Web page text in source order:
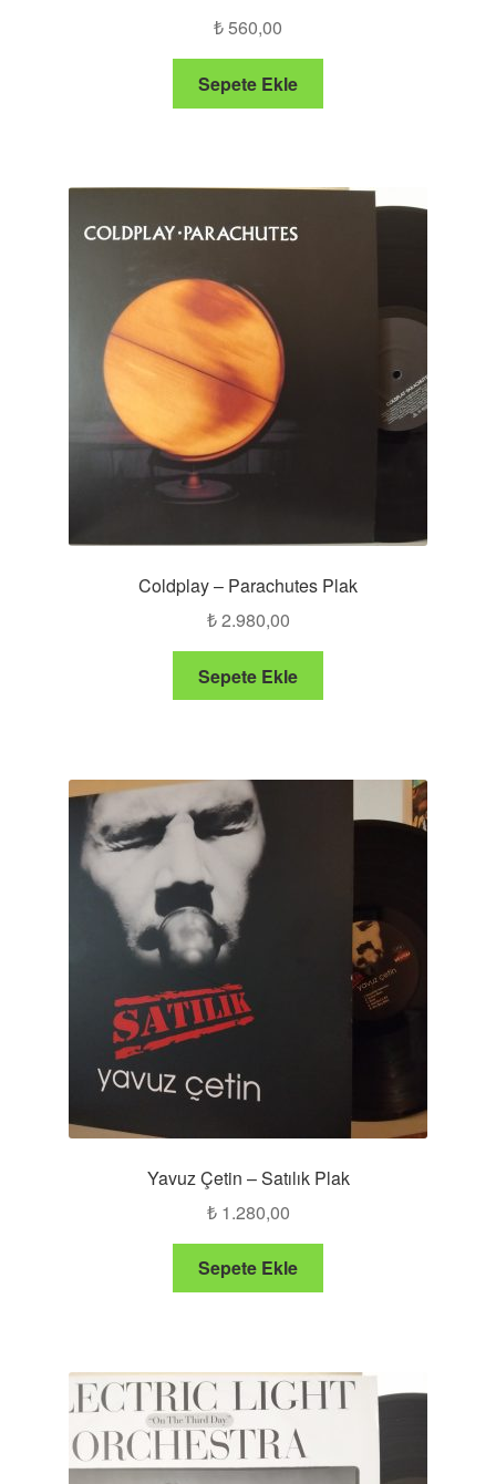
₺560,00
Sepete Ekle
Coldplay – Parachutes Plak
₺2.980,00
Sepete Ekle
Yavuz Çetin – Satılık Plak
₺1.280,00
Sepete Ekle